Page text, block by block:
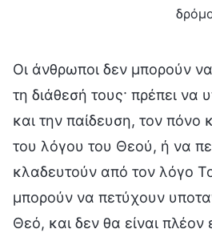
Οι άνθρωποι δεν μπορούν
τη διάθεσή τους· πρέπει να
και την παίδευση, τον πόνο
του λόγου του Θεού, ή να
κλαδευτούν από τον λόγο
μπορούν να πετύχουν
Θεό, και δεν θα είναι πλέον